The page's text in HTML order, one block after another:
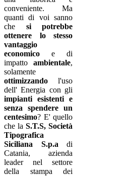
conveniente. Ma
quanti di voi sanno
che si potrebbe
ottenere lo stesso
vantaggio
economico e di
impattoambientale,
solamente
ottimizzando l'uso
dell' Energia con gli
impianti esistenti e
senza spendere un
centesimo? E' quello
che laS.T.S, Società
Tipografica
Siciliana S.p.a di
Catania, azienda
leader nel settore
della stampa dei